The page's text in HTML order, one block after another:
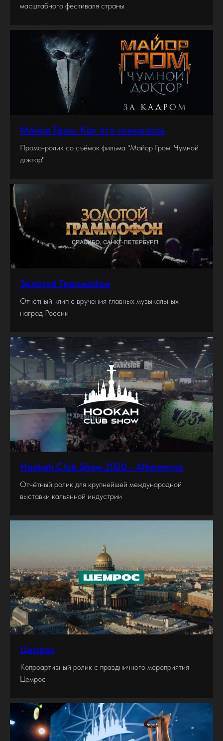
масштабного фестиваля страны
Майор Гром. Как это снималось
Промо-ролик со съёмок фильма "Майор Гром: Чумной
доктор"
Золотой Граммофон
Отчётный клип с вручения главных музыкальных
наград России
Hookah Club Show 2020 - Aftermovie
Отчётный ролик для крупнейшей международной
выставки кальянной индустрии
Цемрос
Копроартивный ролик с праздничного мероприятия
Цемрос